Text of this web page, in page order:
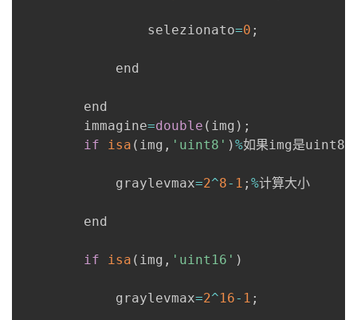
                selezionato
=0 ;
            end
        end
        immagine
=double ( img ) ;
if
isa ( img , 'uint8' )%如果img是uint8
            graylevmax
=2^8- 1 ; %计算大小
        end
if isa ( img , 'uint16' )
            graylevmax
=2^16- 1 ;